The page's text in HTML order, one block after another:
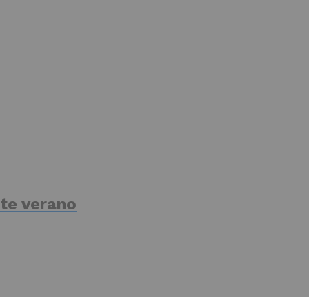
verano